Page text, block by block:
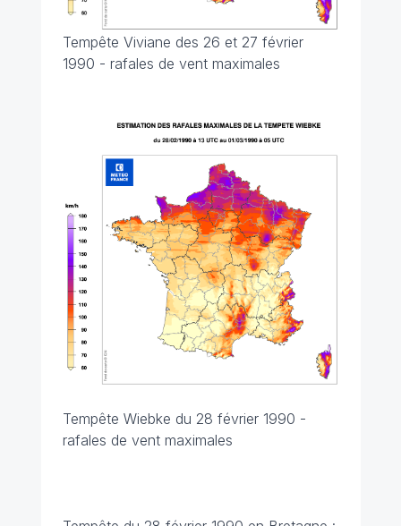
Tempête Viviane des 26 et 27 février
1990 - rafales de vent maximales
Tempête Wiebke du 28 février 1990 -
rafales de vent maximales